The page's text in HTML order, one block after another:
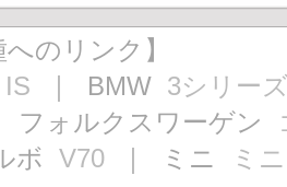
のリンク】
IS ｜ BMW 3シリー
フォルクスワーゲン
ボ V70 ｜ ミニ ミニ